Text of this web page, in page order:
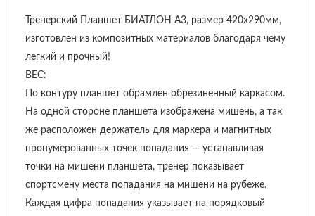
Тренерский Планшет БИАТЛОН А3, размер 420х290мм,
изготовлен из композитных материалов благодаря чему
легкий и прочный!
ВЕС:
По контуру планшет обрамлен обрезиненный каркасом.
На одной стороне планшета изображена мишень, а так
же расположен держатель для маркера и магнитных
пронумерованных точек попадания — устанавливая
точки на мишени планшета, тренер показывает
спортсмену места попадания на мишени на рубеже.
Каждая цифра попадания указывает на порядковый